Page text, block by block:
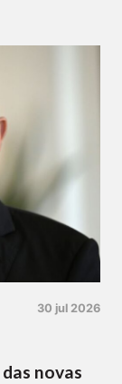
30 jul 2026
novas